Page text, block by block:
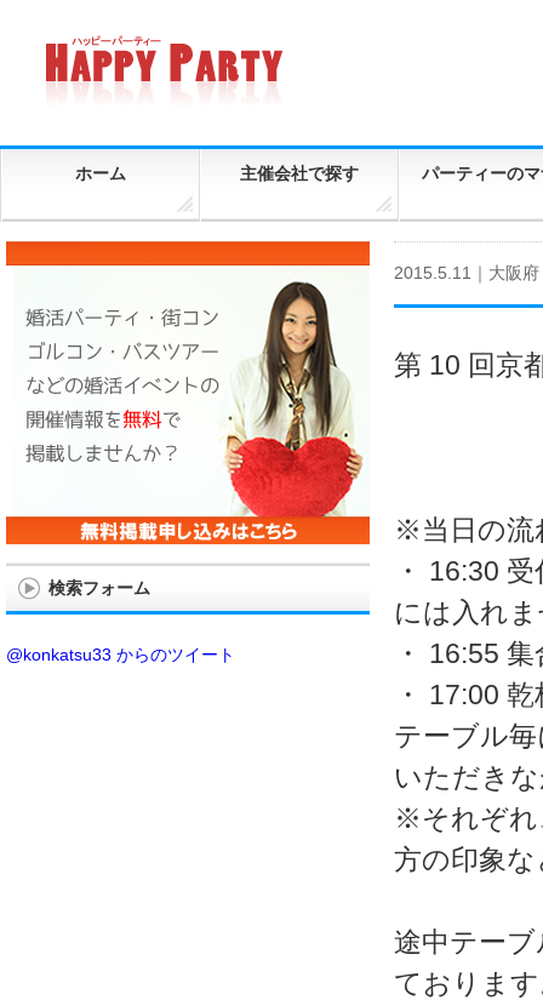
ホーム 主催会社で探す パーティーの
2015.5.11｜ 大阪府
第 10 回京
※当日の流
・ 16:30
には入れ
・ 16:55
・ 17:00
テーブル
いただき
※それぞれ
方の印象
途中テー
ておりま
検索フォーム
@konkatsu33 からのツイート